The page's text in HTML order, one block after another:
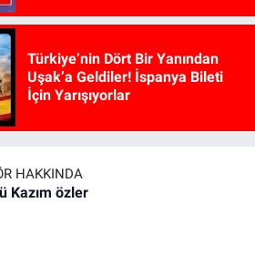
Türkiye’nin Dört Bir Yanından
Uşak’a Geldiler! İspanya Bileti
İçin Yarışıyorlar
HAKKINDA
Kazım özler